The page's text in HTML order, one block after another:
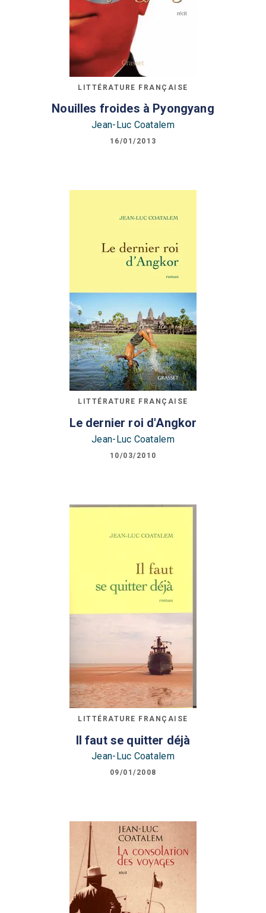
LITTÉRATURE FRANÇAISE
Nouilles froides à Pyongyang
Jean-Luc Coatalem
16/01/2013
LITTÉRATURE FRANÇAISE
Le dernier roi d'Angkor
Jean-Luc Coatalem
10/03/2010
LITTÉRATURE FRANÇAISE
Il faut se quitter déjà
Jean-Luc Coatalem
09/01/2008